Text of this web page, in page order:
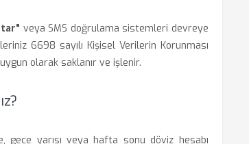
veya SMS doğrulama sistemleri devreye
6698 sayılı Kişisel Verilerin Korunması
olarak saklanır ve işlenir.
gece yarısı veya hafta sonu döviz hesabı